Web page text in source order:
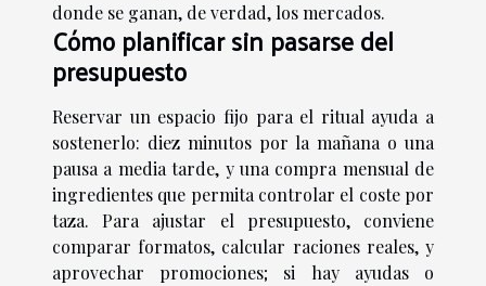
donde se ganan, de verdad, los mercados.
Cómo planificar sin pasarse del
presupuesto
Reservar un espacio fijo para el ritual ayuda a
sostenerlo: diez minutos por la mañana o una
pausa a media tarde, y una compra mensual de
ingredientes que permita controlar el coste por
taza. Para ajustar el presupuesto, conviene
comparar formatos, calcular raciones reales, y
aprovechar promociones; si hay ayudas o